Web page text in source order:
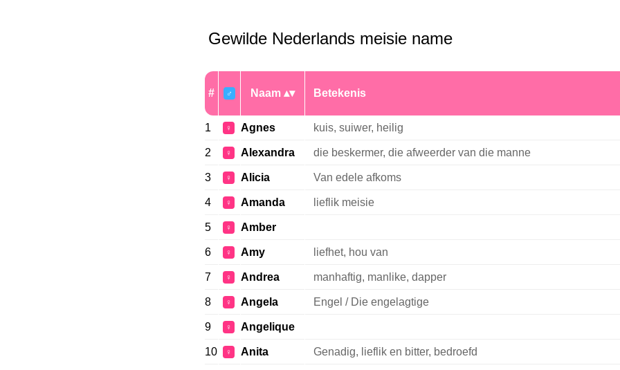
Gewilde Nederlands meisie name
# ♂ Naam Betekenis
1 ♀ Agnes kuis, suiwer, heilig
2 ♀ Alexandra die beskermer, die afweerder van die manne
3 ♀ Alicia Van edele afkoms
4 ♀ Amanda lieflik meisie
5 ♀ Amber
6 ♀ Amy liefhet, hou van
7 ♀ Andrea manhaftig, manlike, dapper
8 ♀ Angela Engel / Die engelagtige
9 ♀ Angelique
10 ♀ Anita Genadig, lieflik en bitter, bedroefd